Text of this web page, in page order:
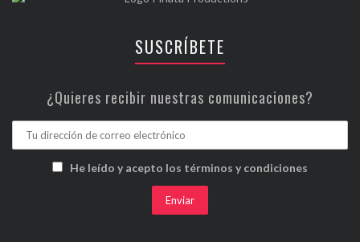
SUSCRÍBETE
¿Quieres recibir nuestras comunicaciones?
He leído y acepto los términos y condiciones